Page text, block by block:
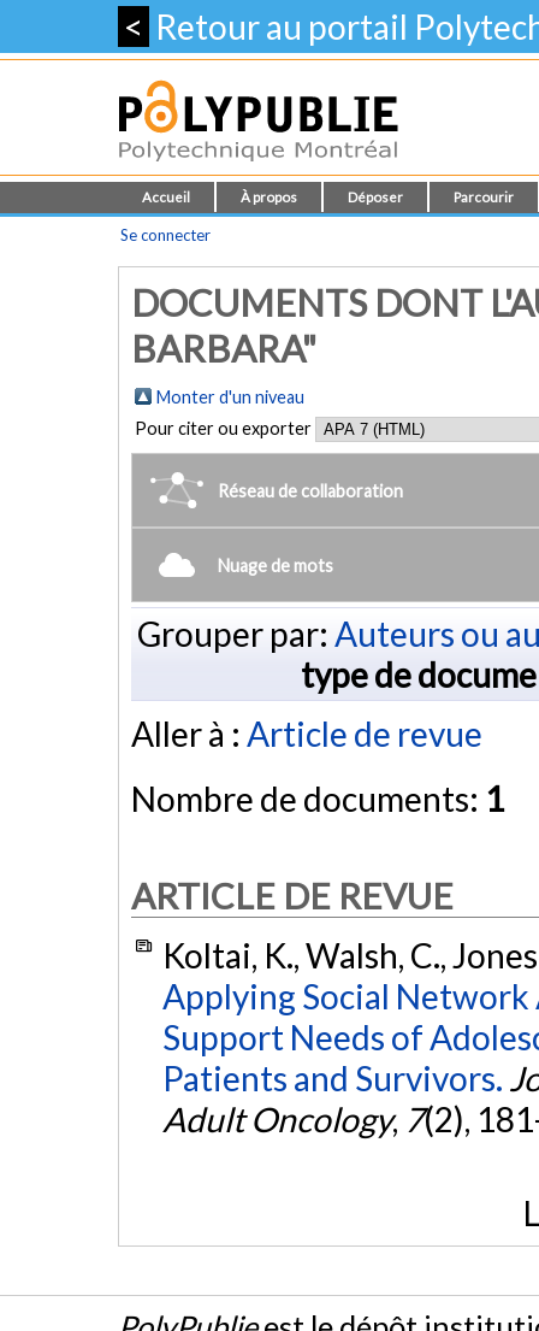
< Retour au portail
Accueil À propos Déposer Parcourir
Se connecter
DOCUMENTS DONT
BARBARA"
Monter d'un niveau
Pour citer ou exporter
Réseau de collaboration
Nuage de mots
Grouper par: Auteurs ou
type de
Aller à : Article de revue
Nombre de documents: 1
ARTICLE DE REVUE
Koltai, K., Walsh, C.,
Applying Social
Support Needs of
Patients and Survivors.
Adult Oncology, 7(2),